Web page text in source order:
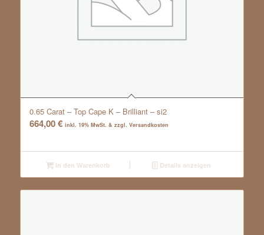
0.65 Carat – Top Cape K – Brilliant – si2
664,00€ inkl. 19% MwSt. & zzgl. Versandkosten
In den Warenkorb Details anzeigen